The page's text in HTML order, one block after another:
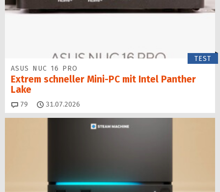
TEST
ASUS NUC 16 PRO
Extrem schneller Mini-PC mit Intel Panther
Lake
79 Kommentare
31.07.2026